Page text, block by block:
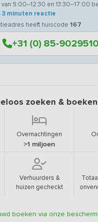
van 9:00–12:30 en 13:30–17:00
3 minuten reactie
heeft huiscode 167
+31 (0) 85-9029510
zoeken & boeken
Overnachtingen
>1 miljoen
Verhuurders &
huizen gecheckt
boeken via onze